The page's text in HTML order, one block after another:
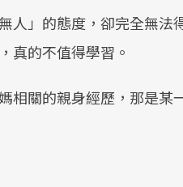
人」的態度，卻完全無法
真的不值得學習。
相關的親身經歷，那是某